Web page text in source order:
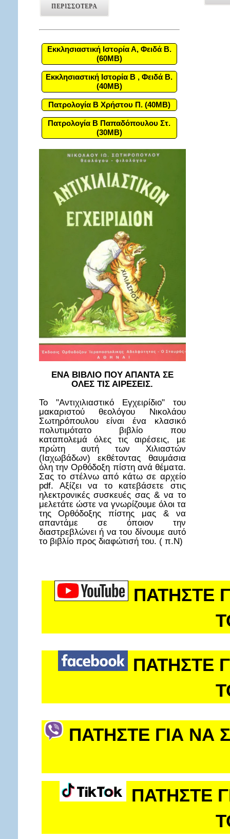
ΠΕΡΙΣΣΟΤΕΡΑ
Εκκλησιαστική Ιστορία Α, Φειδά Β.
(60MB)
Εκκλησιαστική Ιστορία Β , Φειδά Β.
(40MB)
Πατρολογία Β Χρήστου Π. (40MB)
Πατρολογία Β Παπαδόπουλου Στ.
(30MB)
ΕΝΑ ΒΙΒΛΙΟ ΠΟΥ ΑΠΑΝΤΑ ΣΕ
ΟΛΕΣ ΤΙΣ ΑΙΡΕΣΕΙΣ.
Το "Αντιχιλιαστικό Εγχειρίδιο" του
μακαριστού θεολόγου Νικολάου
Σωτηρόπουλου είναι ένα κλασικό
πολυτιμότατο βιβλίο που
καταπολεμά όλες τις αιρέσεις, με
πρώτη αυτή των Χιλιαστών
(Ιαχωβάδων) εκθέτοντας θαυμάσια
όλη την Ορθόδοξη πίστη ανά θέματα.
Σας το στέλνω από κάτω σε αρχείο
pdf. Αξίζει να το κατεβάσετε στις
ηλεκτρονικές συσκευές σας & να το
μελετάτε ώστε να γνωρίζουμε όλοι τα
της Ορθόδοξης πίστης μας & να
απαντάμε σε όποιον την
διαστρεβλώνει ή να του δίνουμε αυτό
το βιβλίο προς διαφώτισή του. ( π.Ν)
ΠΑΤΗΣΤΕ
ΠΑΤΗΣΤΕ
ΠΑΤΗΣΤΕ ΓΙΑ ΝΑ
ΠΑΤΗΣΤΕ